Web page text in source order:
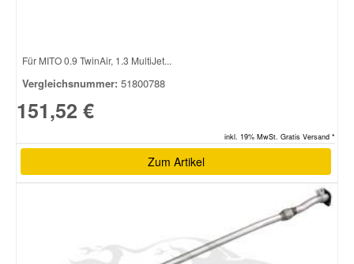
Für MITO 0.9 TwinAir, 1.3 MultiJet...
Vergleichsnummer: 51800788
151,52 €
inkl. 19% MwSt. Gratis Versand *
Zum Artikel